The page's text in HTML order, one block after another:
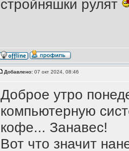
стройняшки рулят
Добавлено:07 окт 2024, 08:46
Доброе утро
компьютерную
кофе... Занавес!
Вот что значит